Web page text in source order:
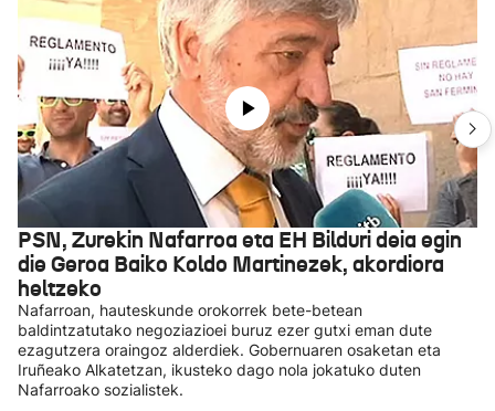
PSN, Zurekin Nafarroa eta EH Bilduri deia egin
die Geroa Baiko Koldo Martinezek, akordiora
heltzeko
Nafarroan, hauteskunde orokorrek bete-betean
baldintzatutako negoziazioei buruz ezer gutxi eman dute
ezagutzera oraingoz alderdiek. Gobernuaren osaketan eta
Iruñeako Alkatetzan, ikusteko dago nola jokatuko duten
Nafarroako sozialistek.